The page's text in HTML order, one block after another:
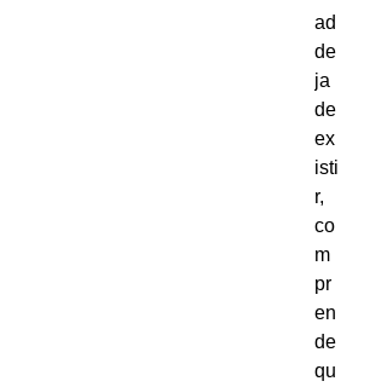
ad
de
ja
de
ex
isti
r,
co
m
pr
en
de
qu